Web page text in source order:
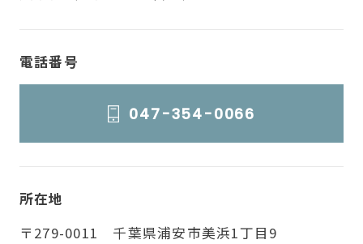
電話番号
047-354-0066
所在地
〒279-0011 千葉県浦安市美浜1丁目9